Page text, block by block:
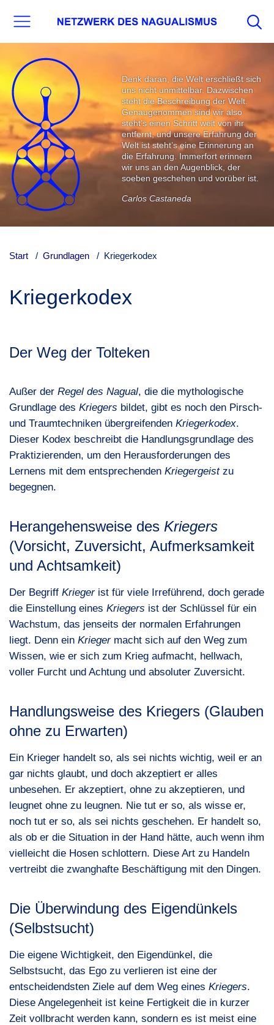
Denk daran, die Welt erschließt sich
uns nicht unmittelbar. Dazwischen
steht die Beschreibung der Welt.
Genaugenommen sind wir also
steht’s einen Schritt weit von ihr
entfernt, und unsere Erfahrung der
Welt ist steht’s eine Erinnerung an
die Erfahrung. Immerfort erinnern
wir uns an den Augenblick, der
soeben geschehen und vorüber ist.
Carlos Castaneda
Start Grundlagen Kriegerkodex
Kriegerkodex
Der Weg der Tolteken
Außer der Regel des Nagual, die die mythologische
Grundlage des Kriegers bildet, gibt es noch den Pirsch-
und Traumtechniken übergreifenden Kriegerkodex.
Dieser Kodex beschreibt die Handlungsgrundlage des
Praktizierenden, um den Herausforderungen des
Lernens mit dem entsprechenden Kriegergeistzu
begegnen.
Herangehensweise des Kriegers
(Vorsicht, Zuversicht, Aufmerksamkeit
und Achtsamkeit)
Der Begriff Kriegerist für viele Irreführend, doch gerade
die Einstellung eines Kriegers ist der Schlüssel für ein
Wachstum, das jenseits der normalen Erfahrungen
liegt. Denn ein Kriegermacht sich auf den Weg zum
Wissen, wie er sich zum Krieg aufmacht, hellwach,
voller Furcht und Achtung und absoluter Zuversicht.
Handlungsweise des Kriegers (Glauben
ohne zu Erwarten)
Ein Krieger handelt so, als sei nichts wichtig, weil er an
gar nichts glaubt, und doch akzeptiert er alles
unbesehen. Er akzeptiert, ohne zu akzeptieren, und
leugnet ohne zu leugnen. Nie tut er so, als wisse er,
noch tut er so, als sei nichts geschehen. Er handelt so,
als ob er die Situation in der Hand hätte, auch wenn ihm
vielleicht die Hosen schlottern. Diese Art zu Handeln
vertreibt die zwanghafte Beschäftigung mit den Dingen.
Die Überwindung des Eigendünkels
(Selbstsucht)
Die eigene Wichtigkeit, den Eigendünkel, die
Selbstsucht, das Ego zu verlieren ist eine der
entscheidendsten Ziele auf dem Weg eines Kriegers.
Diese Angelegenheit ist keine Fertigkeit die in kurzer
Zeit vollbracht werden kann, sondern es ist meist eine